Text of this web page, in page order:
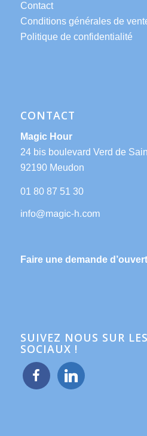
Contact
Conditions générales de
Politique de confidentialité
CONTACT
Magic Hour
24 bis boulevard Verd de
92190 Meudon
01 80 87 51 30
Faire une demande
SUIVEZ NOUS SUR
SOCIAUX !
facebook linkedin